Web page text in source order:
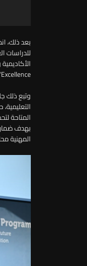
بعد ذلك،
للدراسات
Excellence"من Eduniversal، والتقدم في مسار اعتماد AACSB، وتحقيق نسبة توظيف بلغت 90% بين خريجيها.
وتبع ذلك
المتاحة
بهدف ضمان
المهنية